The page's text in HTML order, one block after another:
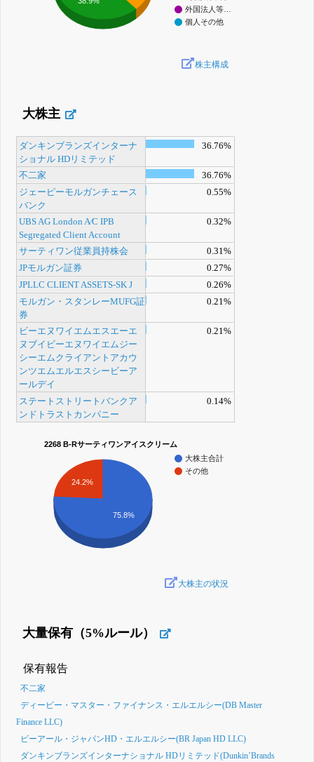
外国法人等…
個人その他
株主構成
大株主
ダンキンブランズインターナ
ショナル HDリミテッド
36.76%
不二家
36.76%
ジェーピーモルガンチェース
バンク
0.55%
UBS AG London A⁄C IPB
Segregated Client Account
0.32%
サーティワン従業員持株会
0.31%
JPモルガン証券
0.27%
JPLLC CLIENT ASSETS-SK J
0.26%
モルガン・スタンレーMUFG証
券
0.21%
ビーエヌワイエムエスエーエ
ヌブイビーエヌワイエムジー
シーエムクライアントアカウ
ンツエムエルエスシービーア
ールデイ
0.21%
ステートストリートバンクア
ンドトラストカンパニー
0.14%
2268 B-Rサーティワンアイスクリーム
大株主合計
その他
24.2%
75.8%
大株主の状況
大量保有（5%ルール）
保有報告
不二家
ディービー・マスター・ファイナンス・エルエルシー(DB Master
Finance LLC)
ビーアール・ジャパンHD・エルエルシー(BR Japan HD LLC)
ダンキンブランズインターナショナル HDリミテッド(Dunkin’Brands